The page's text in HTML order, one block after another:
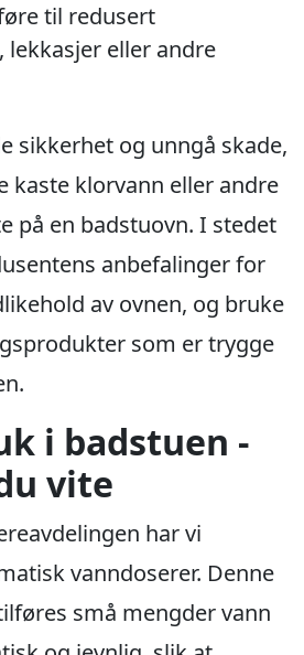
til redusert
eller andre
sikkerhet og unngå skade,
kaste klorvann eller andre
på en badstuovn. I stedet
anbefalinger for
av ovnen, og bruke
som er trygge
i badstuen -
vite
har vi
vanndoserer. Denne
små mengder vann